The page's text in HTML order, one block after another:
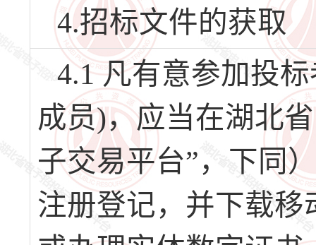
4.招标文件的获取
4.1 凡有意参加投
成员)，应当在湖北
子交易平台”，下同
注册登记，并下载